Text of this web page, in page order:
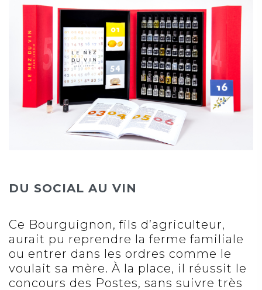
DU SOCIAL AU VIN
Ce Bourguignon, fils d’agriculteur,
aurait pu reprendre la ferme familiale
ou entrer dans les ordres comme le
voulait sa mère. À la place, il réussit le
concours des Postes, sans suivre très